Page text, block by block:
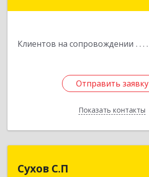
Клиентов на сопровождении
Отправить заявку
Показать контакты
Отправить заявку
Назад
Сухов С.П